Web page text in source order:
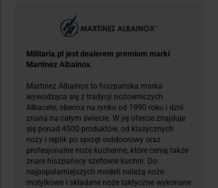
Militaria.pl jest dealerem premium marki
Martinez Albainox.
Martinez Albainox to hiszpańska marka
wywodząca się z tradycji nożowniczych
Albacete, obecna na rynku od 1990 roku i dziś
znana na całym świecie. W jej ofercie znajduje
się ponad 4500 produktów, od klasycznych
noży i replik po sprzęt outdoorowy oraz
profesjonalne noże kuchenne, które cenią także
znani hiszpańscy szefowie kuchni. Do
najpopularniejszych modeli należą noże
motylkowe i składane noże taktyczne wykonane